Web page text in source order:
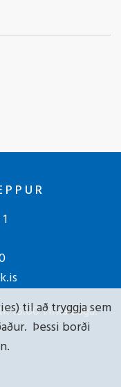
15:00 virka daga.
til að tryggja sem
Þessi borði